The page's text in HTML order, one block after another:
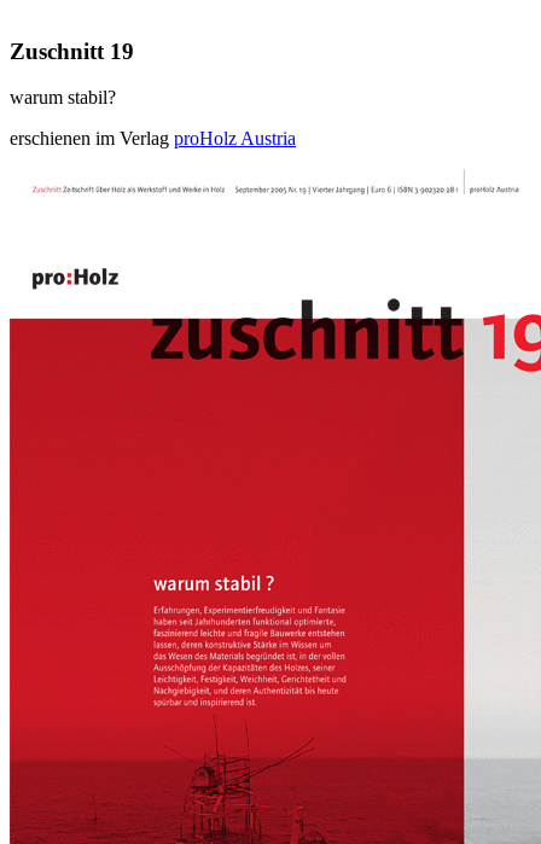
Zuschnitt 19
warum stabil?
erschienen im Verlag proHolz Austria